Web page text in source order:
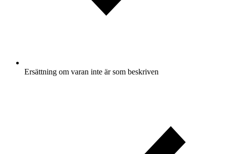
Ersättning om varan inte är som beskriven